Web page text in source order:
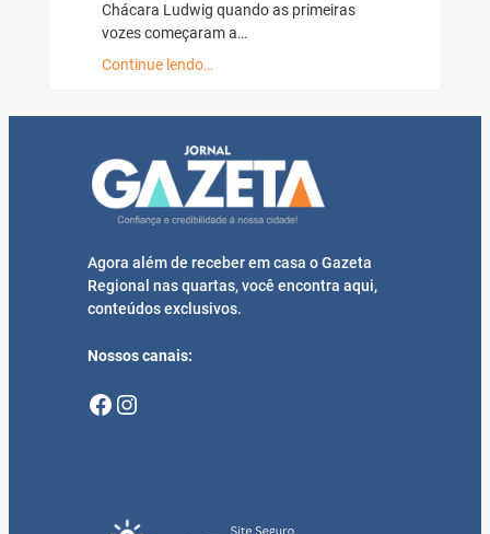
Chácara Ludwig quando as primeiras
vozes começaram a…
Continue lendo…
Agora além de receber em casa o Gazeta
Regional nas quartas, você encontra aqui,
conteúdos exclusivos.
Nossos canais:
Facebook Instagram